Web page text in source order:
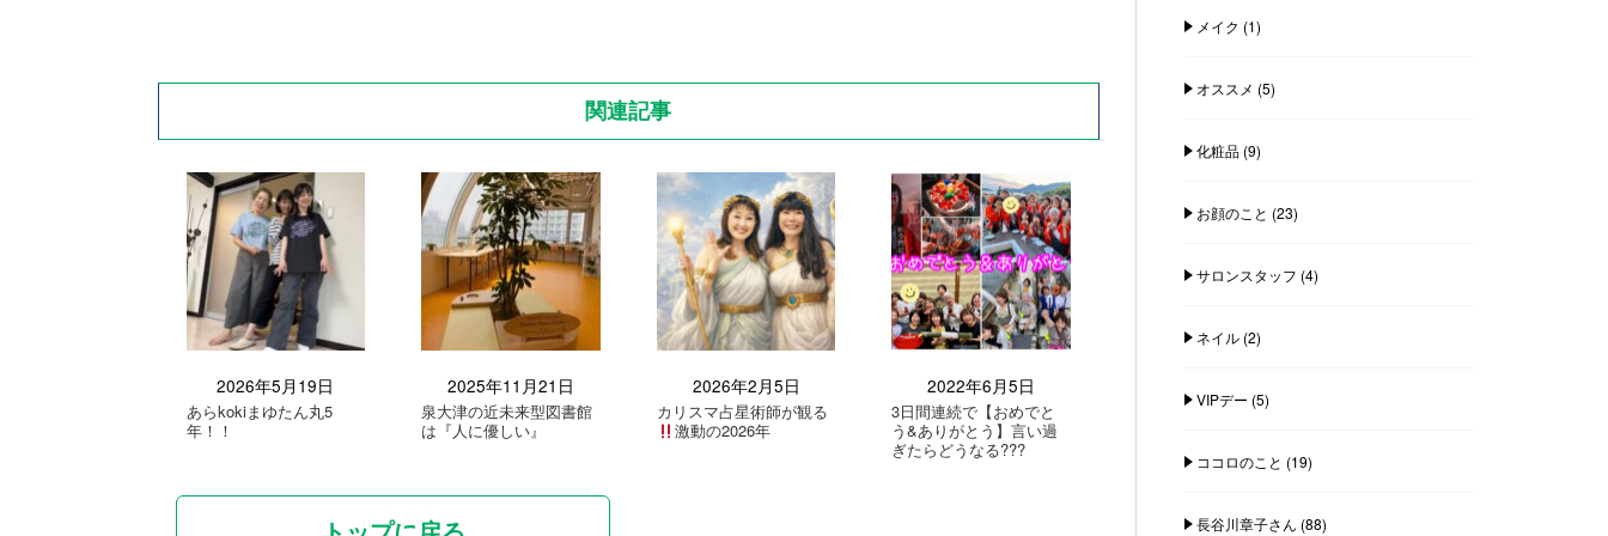
関連記事
2026年5月19日
あらkokiまゆたん丸5
年！！
2025年11月21日
泉大津の近未来型図書館
は『人に優しい』
2026年2月5日
カリスマ占星術師が観る
激動の2026年
2022年6月5日
3日間連続で【おめでと
う&ありがとう】言い過
ぎたらどうなる???
メイク (1)
オススメ (5)
化粧品(9)
お顔のこと (23)
サロンスタッフ (4)
ネイル(2)
VIPデー (5)
ココロのこと (19)
長谷川章子さん (88)